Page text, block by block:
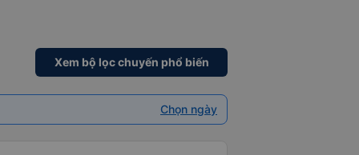
Xem bộ lọc chuyến phổ biến
Chọn ngày